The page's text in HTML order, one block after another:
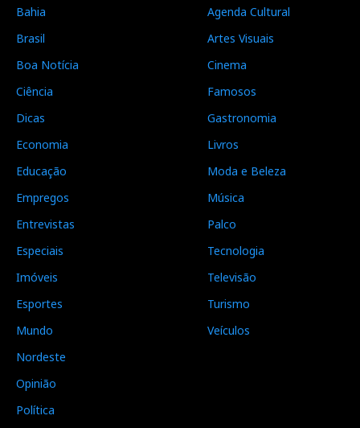
Bahia
Brasil
Boa Notícia
Ciência
Dicas
Economia
Educação
Empregos
Entrevistas
Especiais
Imóveis
Esportes
Mundo
Nordeste
Opinião
Política
Agenda Cultural
Artes Visuais
Cinema
Famosos
Gastronomia
Livros
Moda e Beleza
Música
Palco
Tecnologia
Televisão
Turismo
Veículos